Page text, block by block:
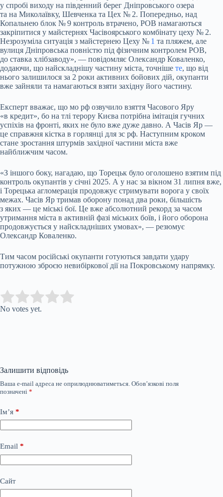
у спробі виходу на південний берег Дніпровського озера
та на Миколаївку, Шевченка та Цех № 2. Попередньо, над
Копальнею блок № 9 контроль втрачено, РОВ намагаються
закріпитися у майстернях Часівоярського комбінату цеху № 2.
Незрозуміла ситуація з майстернею Цеху № 1 та пляжем, але
вулиця Дніпровська повністю під фізичним контролем РОВ,
до ставка хлібзаводу», — повідомляє Олександр Коваленко,
додаючи, що найскладнішу частину міста, точніше те, що від
нього залишилося за 2 роки активних бойових дій, окупанти
вже зайняли та намагаються взяти західну його частину.
Експерт вважає, що мо рф озвучило взяття Часового Яру
«в кредит», бо на тлі терору Києва потрібна імітація гучних
успіхів на фронті, яких не було вже дуже давно. А Часів Яр —
це справжня кістка в горлянці для зс рф. Наступним кроком
стане зростання штурмів західної частини міста вже
найближчим часом.
«З іншого боку, нагадаю, що Торецьк було оголошено взятим під
контроль окупантів у січні 2025. А у нас за вікном 31 липня вже,
і Торецька агломерація продовжує стримувати ворога у своїх
межах. Часів Яр тримав оборону понад два роки, більшість
з яких — це міські бої. Це вже абсолютний рекорд за часом
утримання міста в активній фазі міських боїв, і його оборона
продовжується у найскладніших умовах», — резюмує
Олександр Коваленко.
Тим часом російські окупанти готуються завдати удару
потужною зброєю невибіркової дії на Покровському напрямку.
Rate this item:
No votes yet.
Залишити відповідь
Ваша e-mail адреса не оприлюднюватиметься. Обов’язкові поля
позначені *
Ім’я *
Email *
Сайт